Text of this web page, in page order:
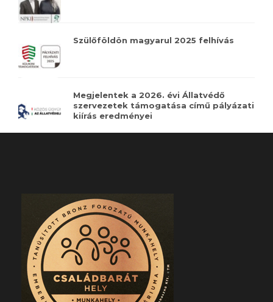
Szülőföldön magyarul 2025 felhívás
Megjelentek a 2026. évi Állatvédő
szervezetek támogatása című pályázati
kiírás eredményei